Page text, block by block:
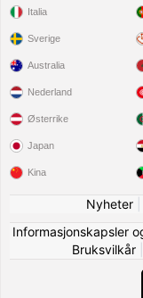
Italia
Sverige
Australia
Nederland
Østerrike
Japan
Kina
Nyheter|
Informasjonskapsler
Bruksvilkår